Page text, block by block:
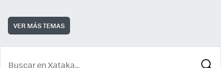
VER MÁS TEMAS